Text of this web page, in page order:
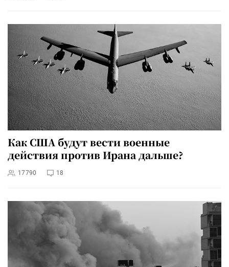
Как США будут вести военные
действия против Ирана дальше?
17790 18